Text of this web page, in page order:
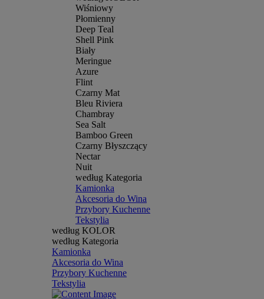
Wiśniowy
Płomienny
Deep Teal
Shell Pink
Biały
Meringue
Azure
Flint
Czarny Mat
Bleu Riviera
Chambray
Sea Salt
Bamboo Green
Czarny Błyszczący
Nectar
Nuit
według Kategoria
Kamionka
Akcesoria do Wina
Przybory Kuchenne
Tekstylia
według KOLOR
według Kategoria
Kamionka
Akcesoria do Wina
Przybory Kuchenne
Tekstylia